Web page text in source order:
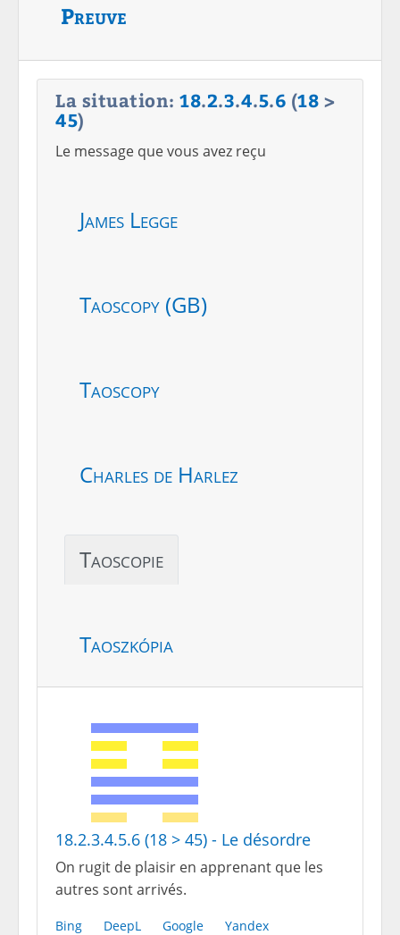
Preuve
La situation: 18.2.3.4.5.6 (18 >
45)
Le message que vous avez reçu
James Legge
Taoscopy (GB)
Taoscopy
Charles de Harlez
Taoscopie
Taoszkópia
18.2.3.4.5.6 (18 > 45) - Le désordre
On rugit de plaisir en apprenant que les
autres sont arrivés.
Bing DeepL Google Yandex